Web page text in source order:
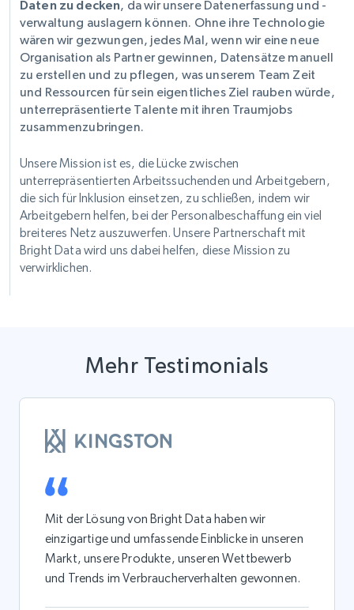
Daten zu decken, da wir unsere Datenerfassung und -
verwaltung auslagern können. Ohne ihre Technologie
wären wir gezwungen, jedes Mal, wenn wir eine neue
Organisation als Partner gewinnen, Datensätze manuell
zu erstellen und zu pflegen, was unserem Team Zeit
und Ressourcen für sein eigentliches Ziel rauben würde,
unterrepräsentierte Talente mit ihren Traumjobs
zusammenzubringen.
Unsere Mission ist es, die Lücke zwischen
unterrepräsentierten Arbeitssuchenden und Arbeitgebern,
die sich für Inklusion einsetzen, zu schließen, indem wir
Arbeitgebern helfen, bei der Personalbeschaffung ein viel
breiteres Netz auszuwerfen. Unsere Partnerschaft mit
Bright Data wird uns dabei helfen, diese Mission zu
verwirklichen.
Mehr Testimonials
Mit der Lösung von Bright Data haben wir
einzigartige und umfassende Einblicke in unseren
Markt, unsere Produkte, unseren Wettbewerb
und Trends im Verbraucherverhalten gewonnen.